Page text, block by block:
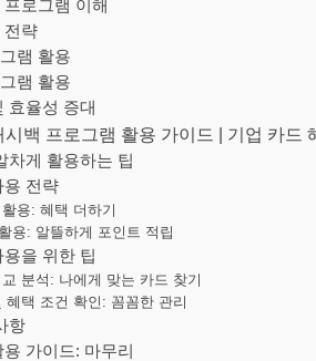
로그램 이해
전략
램 활용
램 활용
효율성 증대
백 프로그램 활용 가이드 | 기업 카드
차게 활용하는 팁
용 전략
용: 혜택 더하기
용: 알뜰하게 포인트 적립
을 위한 팁
분석: 나에게 맞는 카드 찾기
혜택 조건 확인: 꼼꼼한 관리
항
가이드: 마무리